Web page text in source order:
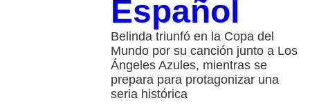
Español
Belinda triunfó en la Copa del
Mundo por su canción junto a Los
Ángeles Azules, mientras se
prepara para protagonizar una
seria histórica